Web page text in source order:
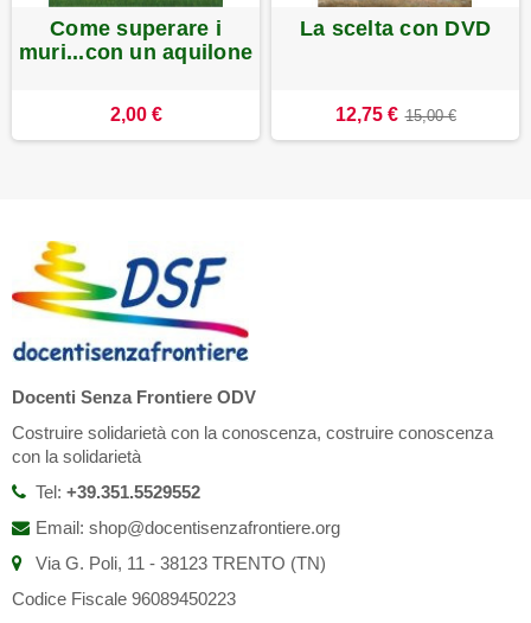
Come superare i
muri...con un aquilone
2,00 €
La scelta con DVD
12,75 € 15,00 €
Docenti Senza Frontiere ODV
Costruire solidarietà con la conoscenza, costruire conoscenza
con la solidarietà
Tel: +39.351.5529552
Email: shop@docentisenzafrontiere.org
Via G. Poli, 11 - 38123 TRENTO (TN)
Codice Fiscale 96089450223